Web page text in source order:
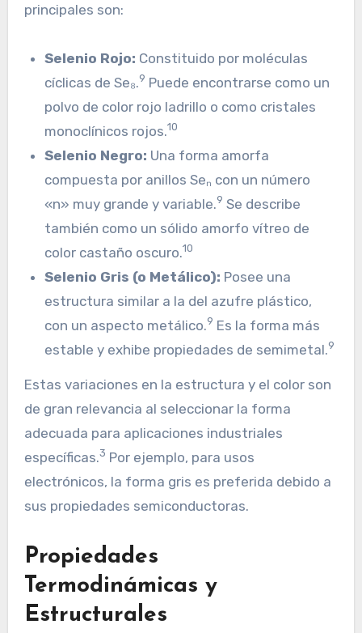
principales son:
Selenio Rojo: Constituido por moléculas
cíclicas de Se₈.9 Puede encontrarse como un
polvo de color rojo ladrillo o como cristales
monoclínicos rojos.10
Selenio Negro: Una forma amorfa
compuesta por anillos Seₙ con un número
«n» muy grande y variable.9 Se describe
también como un sólido amorfo vítreo de
color castaño oscuro.10
Selenio Gris (o Metálico): Posee una
estructura similar a la del azufre plástico,
con un aspecto metálico.9 Es la forma más
estable y exhibe propiedades de semimetal.9
Estas variaciones en la estructura y el color son
de gran relevancia al seleccionar la forma
adecuada para aplicaciones industriales
específicas.3 Por ejemplo, para usos
electrónicos, la forma gris es preferida debido a
sus propiedades semiconductoras.
Propiedades
Termodinámicas y
Estructurales